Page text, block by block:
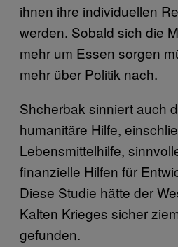
ihnen ihre individuellen
werden. Sobald sich die
mehr um Essen sorgen
mehr über Politik nach.
Shcherbak sinniert auch
humanitäre Hilfe,
Lebensmittelhilfe,
finanzielle Hilfen für
Diese Studie hätte der
Kalten Krieges sicher
gefunden.